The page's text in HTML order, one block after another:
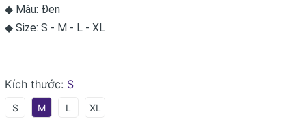
◆ Màu: Đen
◆ Size: S - M - L - XL
Kích thước: S
S M L XL